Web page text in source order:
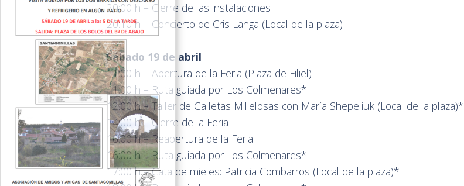
20:00 h – Cierre de las instalaciones
20:10 h – Concierto de Cris Langa (Local de la plaza)
Sábado 19 de abril
11:00 h – Apertura de la Feria (Plaza de Filiel)
11:00 h – Ruta guiada por Los Colmenares*
12:00 h – Taller de Galletas Milielosas con María Shepeliuk (Local de la plaza)*
14:00 h – Cierre de la Feria
16:00 h – Reapertura de la Feria
16:00 h – Ruta guiada por Los Colmenares*
17:00 h – Cata de mieles: Patricia Combarros (Local de la plaza)*